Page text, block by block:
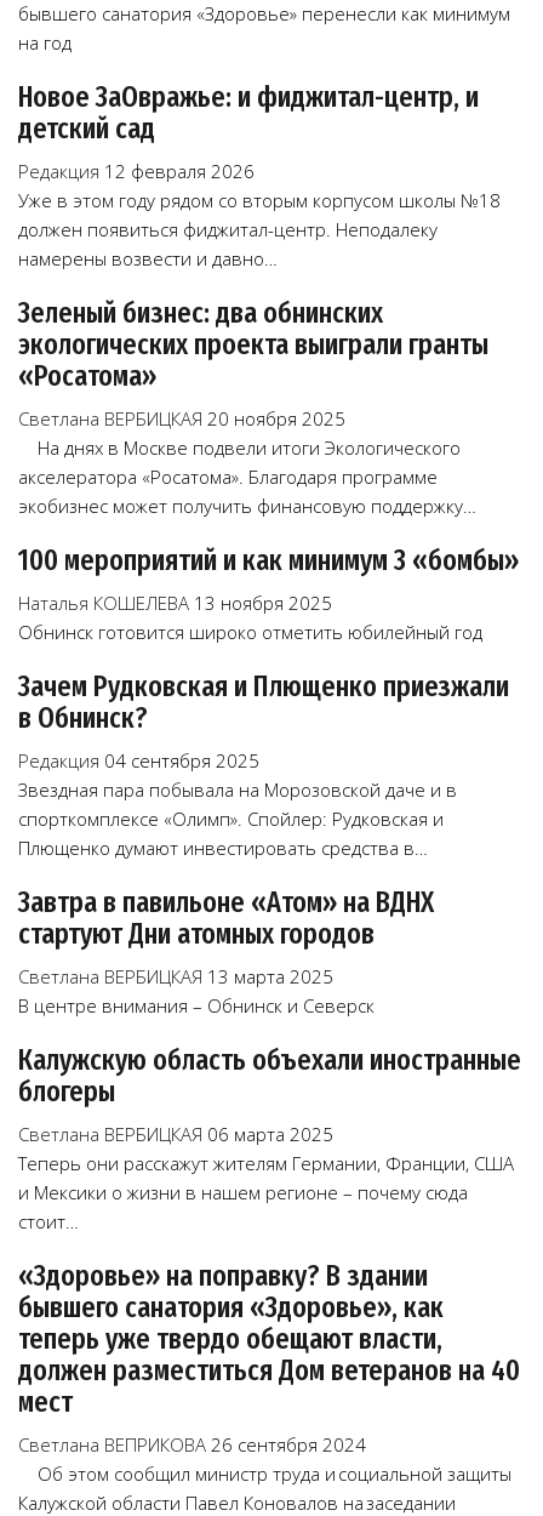
бывшего санатория «Здоровье» перенесли как минимум
на год
Новое ЗаОвражье: и фиджитал-центр, и
детский сад
Редакция 12 февраля 2026
Уже в этом году рядом со вторым корпусом школы №18
должен появиться фиджитал-центр. Неподалеку
намерены возвести и давно…
Зеленый бизнес: два обнинских
экологических проекта выиграли гранты
«Росатома»
Светлана ВЕРБИЦКАЯ 20 ноября 2025
На днях в Москве подвели итоги Экологического
акселератора «Росатома». Благодаря программе
экобизнес может получить финансовую поддержку…
100 мероприятий и как минимум 3 «бомбы»
Наталья КОШЕЛЕВА 13 ноября 2025
Обнинск готовится широко отметить юбилейный год
Зачем Рудковская и Плющенко приезжали
в Обнинск?
Редакция 04 сентября 2025
Звездная пара побывала на Морозовской даче и в
спорткомплексе «Олимп». Спойлер: Рудковская и
Плющенко думают инвестировать средства в…
Завтра в павильоне «Атом» на ВДНХ
стартуют Дни атомных городов
Светлана ВЕРБИЦКАЯ 13 марта 2025
В центре внимания – Обнинск и Северск
Калужскую область объехали иностранные
блогеры
Светлана ВЕРБИЦКАЯ 06 марта 2025
Теперь они расскажут жителям Германии, Франции, США
и Мексики о жизни в нашем регионе – почему сюда
стоит…
«Здоровье» на поправку? В здании
бывшего санатория «Здоровье», как
теперь уже твердо обещают власти,
должен разместиться Дом ветеранов на 40
мест
Светлана ВЕПРИКОВА 26 сентября 2024
Об этом сообщил министр труда и социальной защиты
Калужской области Павел Коновалов на заседании